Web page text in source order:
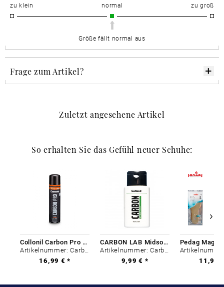
zu klein normal zu groß
Größe fällt normal aus
Frage zum Artikel?
Zuletzt angesehene Artikel
So erhalten Sie das Gefühl neuer Schuhe:
Collonil Carbon Pro 400 ml
Artikelnummer: Carbon-0
16,99 € *
CARBON LAB Midsole Cleaner
Artikelnummer: Carbon-0
9,99 € *
11,99